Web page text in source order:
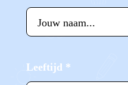
Leeftijd *